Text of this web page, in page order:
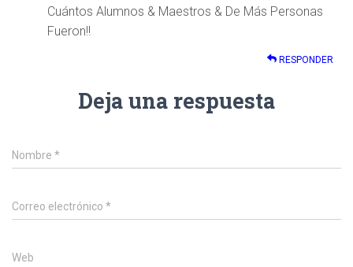
Cuántos Alumnos & Maestros & De Más Personas
Fueron!!
RESPONDER
Deja una respuesta
Nombre *
Correo electrónico *
Web